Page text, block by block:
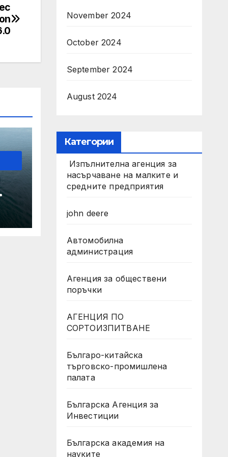
November 2024
October 2024
September 2024
August 2024
Категории
Изпълнителна агенция за
насърчаване на малките и
средните предприятия
john deere
Автомобилна
администрация
Агенция за обществени
поръчки
АГЕНЦИЯ ПО
СОРТОИЗПИТВАНЕ
Българо-китайска
търговско-промишлена
палата
Българска Агенция за
Инвестиции
Българска академия на
науките